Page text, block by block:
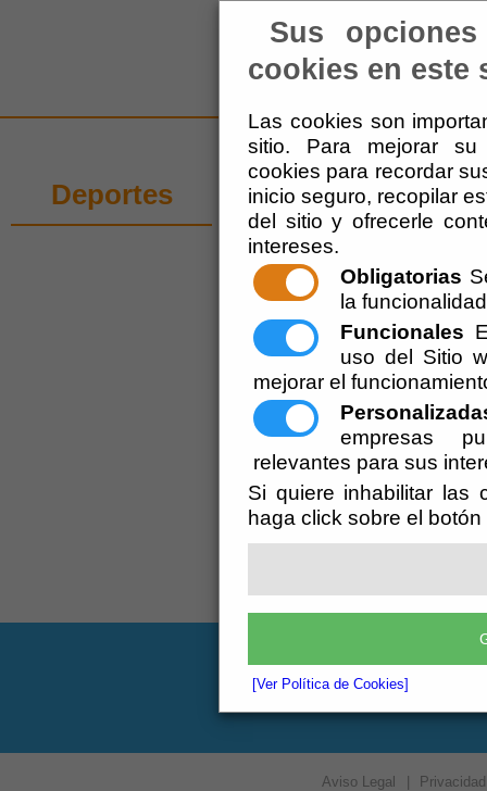
Sus
cookies en este
Las cookies son
sitio. Para mejorar su
cookies para recordar
inicio seguro, recopilar
del sitio y ofrecerle
intereses.
Obligatorias
la
Funcionales
uso del Sitio
mejorar el
empresas
relevantes para sus
Si quiere inhabilitar las
haga click sobre el
[Ver Política de Cookies]
El Ayuntamiento
Deportes
LIGA DE
INSCRIPCIÓN
Vigente.
Escuchar
Del
15
Calle Mirlo, 1 -
Teléf.:
Aviso Legal Privacidad